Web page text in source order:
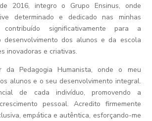
2016, integro o Grupo Ensinus, onde
determinado e dedicado nas minhas
significativamente para a
desenvolvimento dos alunos e da escola
inovadoras e criativas.
da Pedagogia Humanista, onde o meu
alunos e o seu desenvolvimento integral.
de cada indivíduo, promovendo a
pessoal. Acredito firmemente
empática e autêntica, esforçando-me